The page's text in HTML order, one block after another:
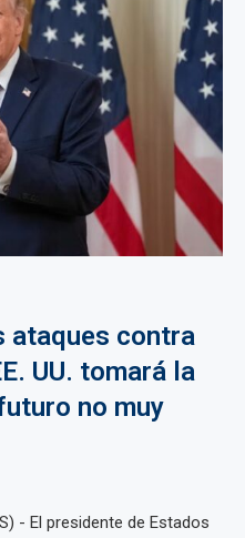
ataques contra
UU. tomará la
no muy
- El presidente de Estados